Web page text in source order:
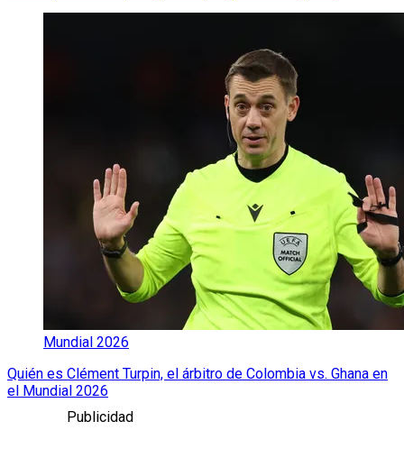
Mundial 2026
Quién es Clément Turpin, el árbitro de Colombia vs. Ghana en
el Mundial 2026
Publicidad